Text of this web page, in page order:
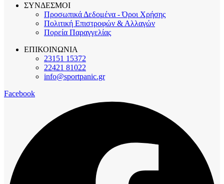
ΣΥΝΔΕΣΜΟΙ
Προσωπικά Δεδομένα - Όροι Χρήσης
Πολιτική Επιστροφών & Αλλαγών
Πορεία Παραγγελίας
ΕΠΙΚΟΙΝΩΝΙΑ
23151 15372
22421 81022
info@sportpanic.gr
Facebook